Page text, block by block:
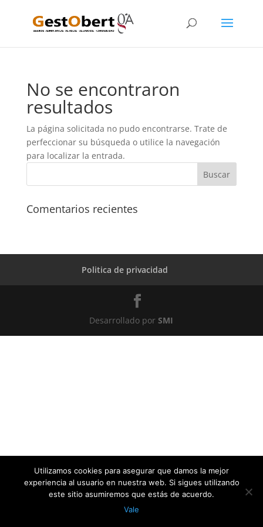
No se encontraron
resultados
La página solicitada no pudo encontrarse. Trate de
perfeccionar su búsqueda o utilice la navegación
para localizar la entrada.
Comentarios recientes
Politica de privacidad
Desarrollado porSMI
Utilizamos cookies para asegurar que damos la mejor
experiencia al usuario en nuestra web. Si sigues utilizando
este sitio asumiremos que estás de acuerdo.
Vale